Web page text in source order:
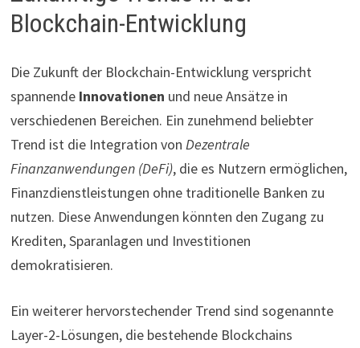
Blockchain-Entwicklung
Die Zukunft der Blockchain-Entwicklung verspricht
spannende Innovationen und neue Ansätze in
verschiedenen Bereichen. Ein zunehmend beliebter
Trend ist die Integration von Dezentrale
Finanzanwendungen (DeFi), die es Nutzern ermöglichen,
Finanzdienstleistungen ohne traditionelle Banken zu
nutzen. Diese Anwendungen könnten den Zugang zu
Krediten, Sparanlagen und Investitionen
demokratisieren.
Ein weiterer hervorstechender Trend sind sogenannte
Layer-2-Lösungen, die bestehende Blockchains